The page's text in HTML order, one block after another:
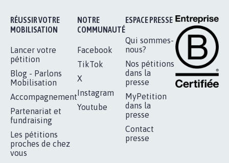
RÉUSSIR VOTRE
MOBILISATION
Lancer votre
pétition
Blog - Parlons
Mobilisation
Accompagnement
Partenariat et
fundraising
Les pétitions
proches de chez
vous
NOTRE
COMMUNAUTÉ
Facebook
TikTok
X
Instagram
Youtube
ESPACE PRESSE
Qui sommes-
nous?
Nos pétitions
dans la
presse
MyPetition
dans la
presse
Contact
presse